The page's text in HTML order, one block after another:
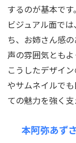
するのが基本です。
ビジュアル面で
ち、お姉さん感
声の雰囲気ともよ
こうしたデザイ
やサムネイルで
ての魅力を強く支
本阿弥あず